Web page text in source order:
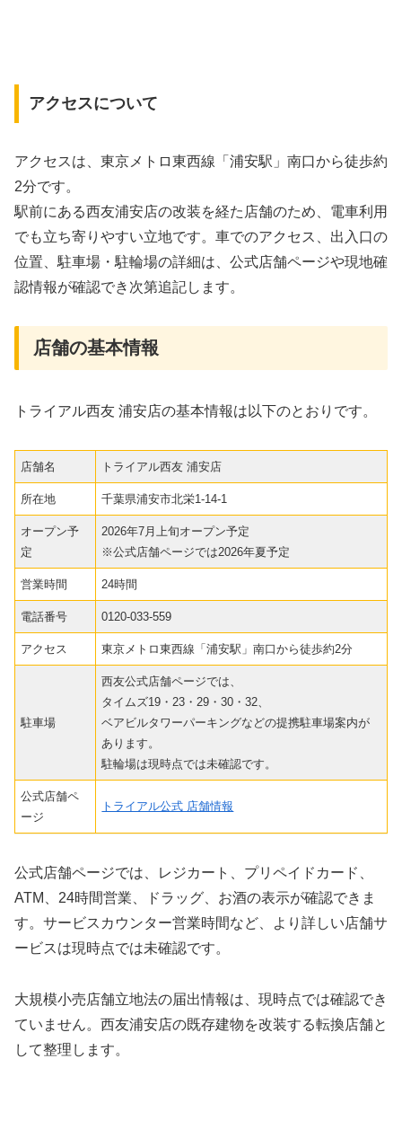
アクセスについて
アクセスは、東京メトロ東西線「浦安駅」南口から徒歩約
2分です。
駅前にある西友浦安店の改装を経た店舗のため、電車利用
でも立ち寄りやすい立地です。車でのアクセス、出入口の
位置、駐車場・駐輪場の詳細は、公式店舗ページや現地確
認情報が確認でき次第追記します。
店舗の基本情報
トライアル西友 浦安店の基本情報は以下のとおりです。
店舗名 トライアル西友 浦安店
所在地 千葉県浦安市北栄1-14-1
オープン予
定
2026年7月上旬オープン予定
※公式店舗ページでは2026年夏予定
営業時間 24時間
電話番号 0120-033-559
アクセス 東京メトロ東西線「浦安駅」南口から徒歩約2分
駐車場
西友公式店舗ページでは、
タイムズ19・23・29・30・32、
ベアビルタワーパーキングなどの提携駐車場案内が
あります。
駐輪場は現時点では未確認です。
公式店舗ペ
ージ
トライアル公式 店舗情報
公式店舗ページでは、レジカート、プリペイドカード、
ATM、24時間営業、ドラッグ、お酒の表示が確認できま
す。サービスカウンター営業時間など、より詳しい店舗サ
ービスは現時点では未確認です。
大規模小売店舗立地法の届出情報は、現時点では確認でき
ていません。西友浦安店の既存建物を改装する転換店舗と
して整理します。